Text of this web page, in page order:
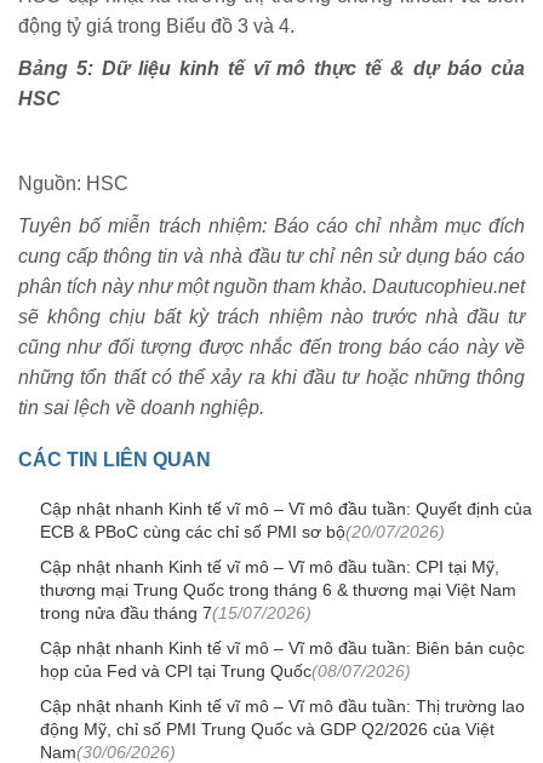
động tỷ giá trong Biểu đồ 3 và 4.
Bảng 5: Dữ liệu kinh tế vĩ mô thực tế & dự báo của
HSC
Nguồn: HSC
Tuyên bố miễn trách nhiệm: Báo cáo chỉ nhằm mục đích
cung cấp thông tin và nhà đầu tư chỉ nên sử dụng báo cáo
phân tích này như một nguồn tham khảo. Dautucophieu.net
sẽ không chịu bất kỳ trách nhiệm nào trước nhà đầu tư
cũng như đối tượng được nhắc đến trong báo cáo này về
những tổn thất có thể xảy ra khi đầu tư hoặc những thông
tin sai lệch về doanh nghiệp.
CÁC TIN LIÊN QUAN
Cập nhật nhanh Kinh tế vĩ mô – Vĩ mô đầu tuần: Quyết định của
ECB & PBoC cùng các chỉ số PMI sơ bộ(20/07/2026)
Cập nhật nhanh Kinh tế vĩ mô – Vĩ mô đầu tuần: CPI tại Mỹ,
thương mại Trung Quốc trong tháng 6 & thương mại Việt Nam
trong nửa đầu tháng 7(15/07/2026)
Cập nhật nhanh Kinh tế vĩ mô – Vĩ mô đầu tuần: Biên bản cuộc
họp của Fed và CPI tại Trung Quốc(08/07/2026)
Cập nhật nhanh Kinh tế vĩ mô – Vĩ mô đầu tuần: Thị trường lao
động Mỹ, chỉ số PMI Trung Quốc và GDP Q2/2026 của Việt
Nam(30/06/2026)